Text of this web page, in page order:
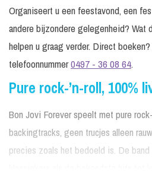
Organiseert u een feestavond, een
andere bijzondere gelegenheid? Wat
helpen u graag verder. Direct
telefoonnummer0497 - 36 08 64.
Pure rock-’n-roll, 100%
Bon Jovi Forever speelt met pure
backingtracks, geen trucjes alleen
precies zoals het bedoeld is. De